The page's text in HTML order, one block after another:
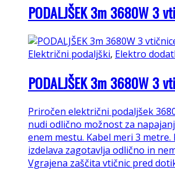
PODALJŠEK 3m 3680W 3
Električni podaljški, Elektro
PODALJŠEK 3m 3680W 3
Priročen električni podaljšek
nudi odlično možnost za
enem mestu. Kabel meri 3 metre.
izdelava zagotavlja odlično in
Vgrajena zaščita vtičnic pred